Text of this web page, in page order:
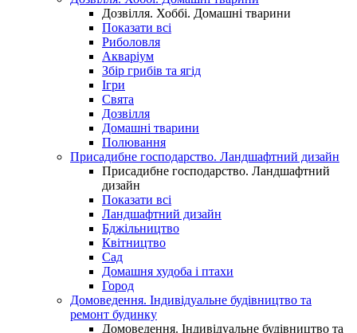
Дозвілля. Хоббі. Домашні тварини
Показати всі
Риболовля
Акваріум
Збір грибів та ягід
Ігри
Свята
Дозвілля
Домашні тварини
Полювання
Присадибне господарство. Ландшафтний дизайн
Присадибне господарство. Ландшафтний
дизайн
Показати всі
Ландшафтний дизайн
Бджільництво
Квітництво
Сад
Домашня худоба і птахи
Город
Домоведення. Індивідуальне будівництво та
ремонт будинку
Домоведення. Індивідуальне будівництво та